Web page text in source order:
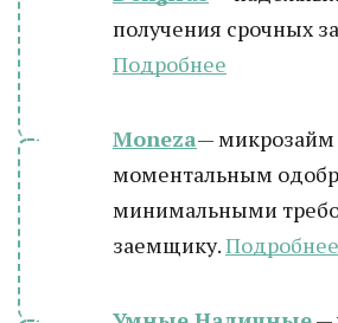
получения срочных
Подробнее
Moneza— микрозайм
моментальным
минимальными
заемщику.Подробнее